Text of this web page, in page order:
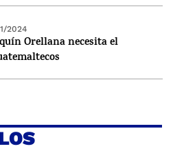
2024
Orellana necesita el